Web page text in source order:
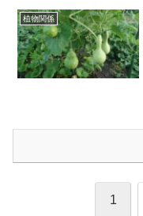
植物関係
1